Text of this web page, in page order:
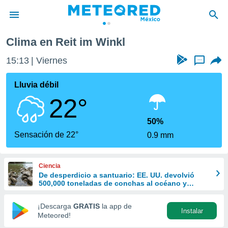
de
ha sido
para
que se
calidad.
a este
las
y
forma
digital
basada
Clima en Reit im Winkl
15:13 Viernes ...
Lluvia débil
22°
Sensación de 22°
50%
0.9 mm
Ciencia
De desperdicio a santuario: EE. UU. devolvió
500,000 toneladas de conchas al océano y
¡Descarga GRATIS la app de
Meteored!
Instalar